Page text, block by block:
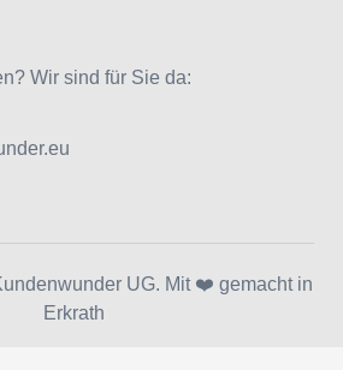
Wir sind für Sie da:
UG. Mit ❤️ gemacht in
Erkrath